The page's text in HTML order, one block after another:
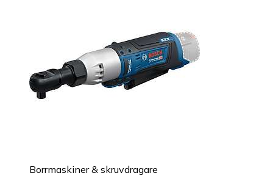
Borrmaskiner & skruvdragare